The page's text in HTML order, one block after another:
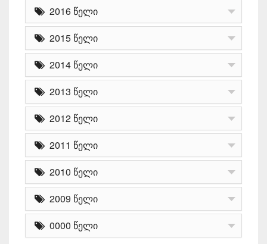
2016 წელი
2015 წელი
2014 წელი
2013 წელი
2012 წელი
2011 წელი
2010 წელი
2009 წელი
0000 წელი